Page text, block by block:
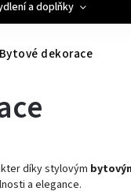
a doplňky
Bytové dekorace
díky stylovým
a elegance.